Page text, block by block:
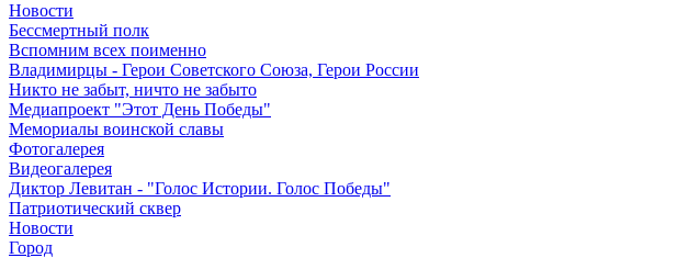
Новости
Бессмертный полк
Вспомним всех поименно
Владимирцы - Герои Советского Союза, Герои России
Никто не забыт, ничто не забыто
Медиапроект "Этот День Победы"
Мемориалы воинской славы
Фотогалерея
Видеогалерея
Диктор Левитан - "Голос Истории. Голос Победы"
Патриотический сквер
Новости
Город